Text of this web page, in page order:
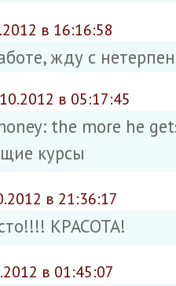
в 16:16:58
жду с
в 05:17:45
the more he
курсы
в 21:36:17
КРАСОТА!
в 01:45:07